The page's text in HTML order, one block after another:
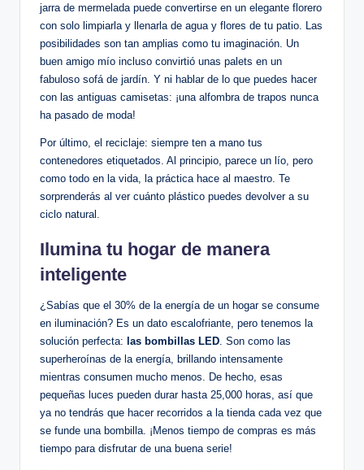
jarra de mermelada puede convertirse en un elegante florero
con solo limpiarla y llenarla de agua y flores de tu patio. Las
posibilidades son tan amplias como tu imaginación. Un
buen amigo mío incluso convirtió unas palets en un
fabuloso sofá de jardín. Y ni hablar de lo que puedes hacer
con las antiguas camisetas: ¡una alfombra de trapos nunca
ha pasado de moda!
Por último, el reciclaje: siempre ten a mano tus
contenedores etiquetados. Al principio, parece un lío, pero
como todo en la vida, la práctica hace al maestro. Te
sorprenderás al ver cuánto plástico puedes devolver a su
ciclo natural.
Ilumina tu hogar de manera
inteligente
¿Sabías que el 30% de la energía de un hogar se consume
en iluminación? Es un dato escalofriante, pero tenemos la
solución perfecta: las bombillas LED . Son como las
superheroínas de la energía, brillando intensamente
mientras consumen mucho menos. De hecho, esas
pequeñas luces pueden durar hasta 25,000 horas, así que
ya no tendrás que hacer recorridos a la tienda cada vez que
se funde una bombilla. ¡Menos tiempo de compras es más
tiempo para disfrutar de una buena serie!